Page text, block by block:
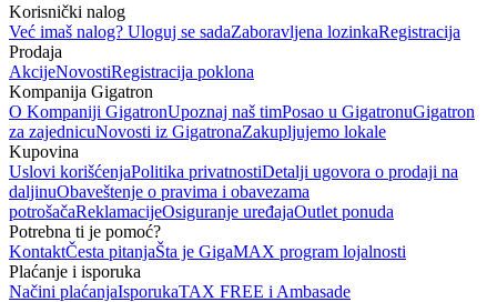
Korisnički nalog
Već imaš nalog? Uloguj se sadaZaboravljena lozinkaRegistracija
Prodaja
AkcijeNovostiRegistracija poklona
Kompanija Gigatron
O Kompaniji GigatronUpoznaj naš timPosao u GigatronuGigatron
za zajednicuNovosti iz GigatronaZakupljujemo lokale
Kupovina
Uslovi korišćenjaPolitika privatnostiDetalji ugovora o prodaji na
daljinuObaveštenje o pravima i obavezama
potrošačaReklamacijeOsiguranje uređajaOutlet ponuda
Potrebna ti je pomoć?
KontaktČesta pitanjaŠta je GigaMAX program lojalnosti
Plaćanje i isporuka
Načini plaćanjaIsporukaTAX FREE i Ambasade